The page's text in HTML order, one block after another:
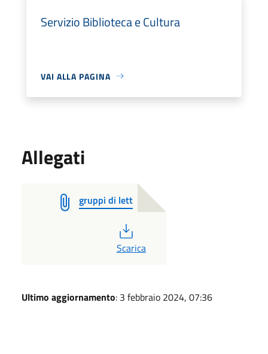
Servizio Biblioteca e Cultura
VAI ALLA PAGINA
Allegati
gruppi di lett
PDF
Scarica
Ultimo aggiornamento: 3 febbraio 2024, 07:36